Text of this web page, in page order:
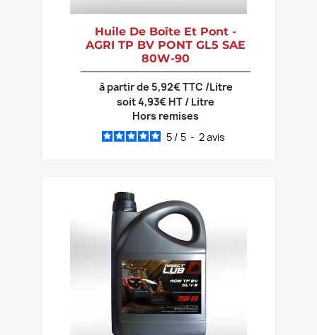
Huile De Boîte Et Pont -
AGRI TP BV PONT GL5 SAE
80W-90
à partir de 5,92€ TTC /Litre
soit 4,93€ HT / Litre
Hors remises
5 / 5 - 2avis